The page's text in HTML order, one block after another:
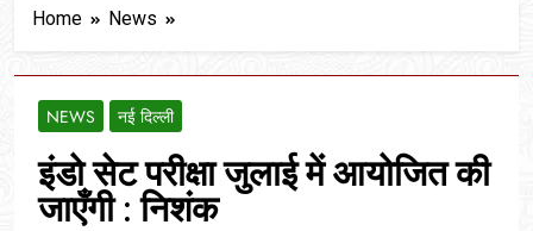
Home News
NEWS नई दिल्ली
इंडो सेट परीक्षा जुलाई में आयोजित की
जाएँगी : निशंक